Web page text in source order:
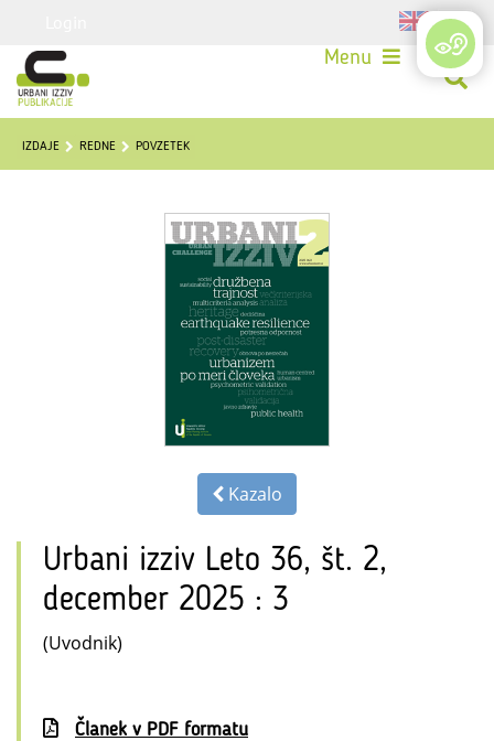
Menu
IZDAJE REDNE POVZETEK
Kazalo
Urbani izziv Leto 36, št. 2,
december 2025 : 3
(Uvodnik)
Članek v PDF formatu